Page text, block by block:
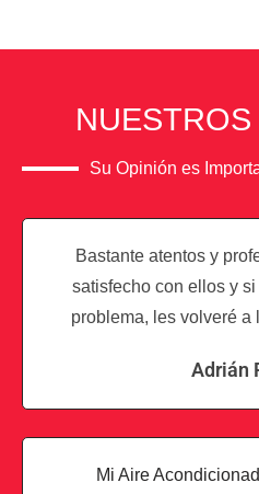
Su Opinión es
Bastante atentos y
satisfecho con ellos y
problema, les volveré a
Adrián
Mi Aire